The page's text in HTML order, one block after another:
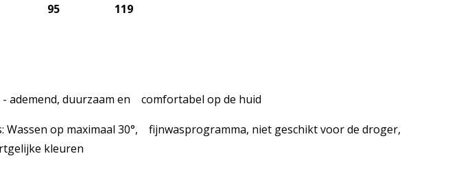
95 119
- ademend, duurzaam en comfortabel op de huid
Wassen op maximaal 30°, fijnwasprogramma, niet geschikt voor de droger,
kleuren